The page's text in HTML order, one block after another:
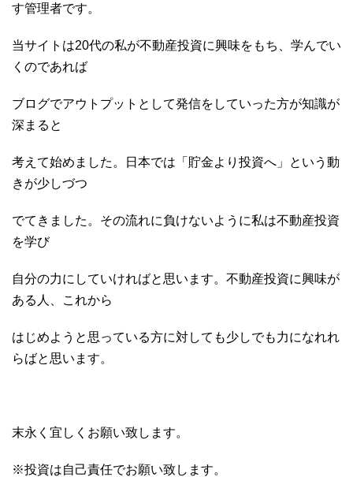
す管理者です。
当サイトは20代の私が不動産投資に興味をもち、学んでい
くのであれば
ブログでアウトプットとして発信をしていった方が知識が
深まると
考えて始めました。日本では「貯金より投資へ」という動
きが少しづつ
でてきました。その流れに負けないように私は不動産投資
を学び
自分の力にしていければと思います。不動産投資に興味が
ある人、これから
はじめようと思っている方に対しても少しでも力になれれ
らばと思います。
末永く宜しくお願い致します。
※投資は自己責任でお願い致します。